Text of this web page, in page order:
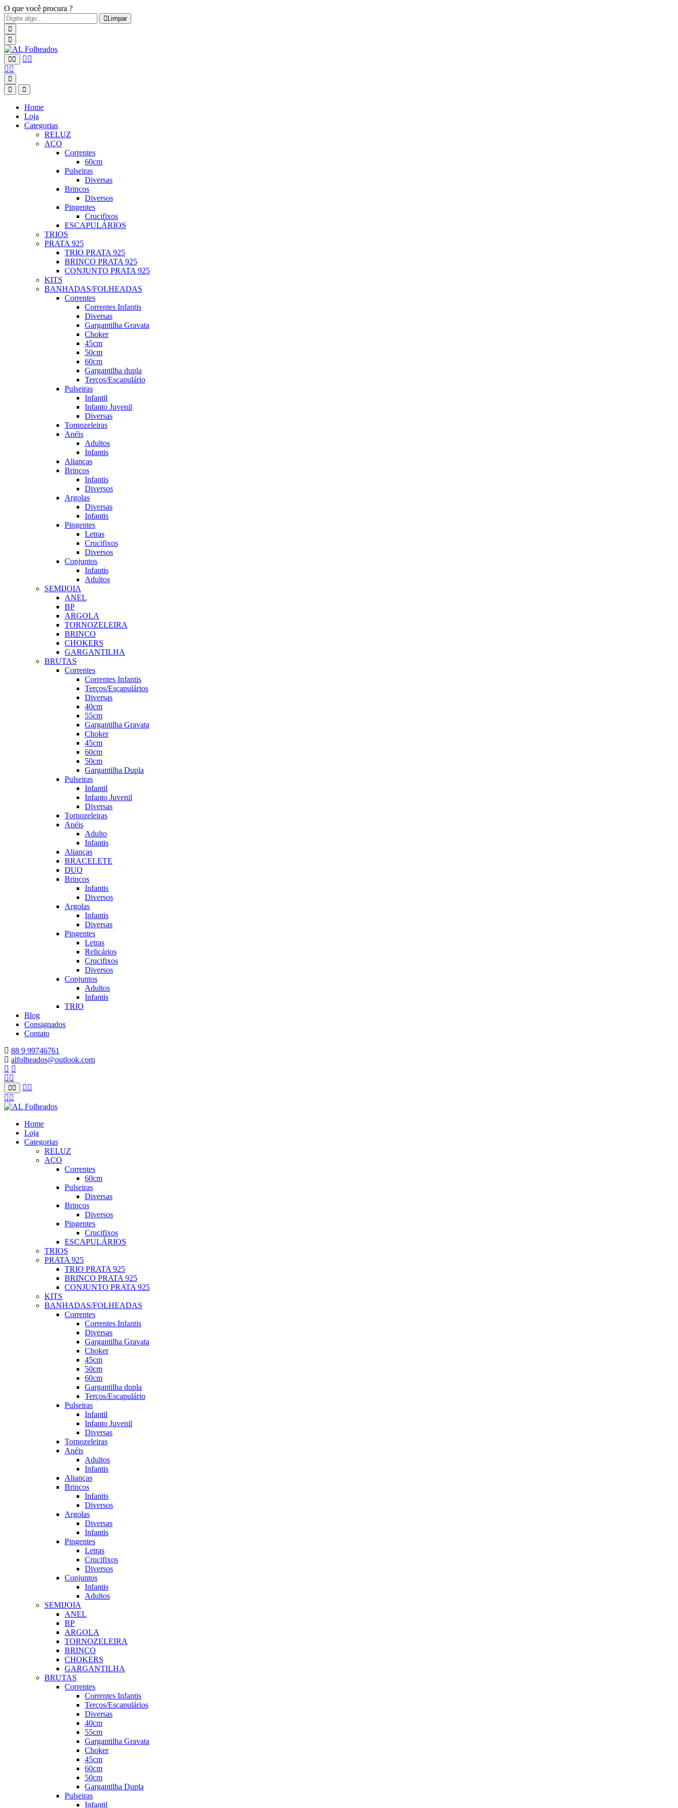
O que você procura ?
Limpar
Home
Loja
Categorias
RELUZ
AÇO
Correntes
60cm
Pulseiras
Diversas
Brincos
Diversos
Pingentes
Crucifixos
ESCAPULÁRIOS
TRIOS
PRATA 925
TRIO PRATA 925
BRINCO PRATA 925
CONJUNTO PRATA 925
KITS
BANHADAS/FOLHEADAS
Correntes
Correntes Infantis
Diversas
Gargantilha Gravata
Choker
45cm
50cm
60cm
Gargantilha dupla
Terços/Escapulário
Pulseiras
Infantil
Infanto Juvenil
Diversas
Tornozeleiras
Anéis
Adultos
Infantis
Alianças
Brincos
Infantis
Diversos
Argolas
Diversas
Infantis
Pingentes
Letras
Crucifixos
Diversos
Conjuntos
Infantis
Adultos
SEMIJOIA
ANEL
BP
ARGOLA
TORNOZELEIRA
BRINCO
CHOKERS
GARGANTILHA
BRUTAS
Correntes
Correntes Infantis
Terços/Escapulários
Diversas
40cm
55cm
Gargantilha Gravata
Choker
45cm
60cm
50cm
Gargantilha Dupla
Pulseiras
Infantil
Infanto Juvenil
Diversas
Tornozeleiras
Anéis
Adulto
Infantis
Alianças
BRACELETE
DUO
Brincos
Infantis
Diversos
Argolas
Infantis
Diversas
Pingentes
Letras
Relicários
Crucifixos
Diversos
Conjuntos
Adultos
Infantis
TRIO
Blog
Consignados
Contato
88 9 99746761
alfolheados@outlook.com
Home
Loja
Categorias
RELUZ
AÇO
Correntes
60cm
Pulseiras
Diversas
Brincos
Diversos
Pingentes
Crucifixos
ESCAPULÁRIOS
TRIOS
PRATA 925
TRIO PRATA 925
BRINCO PRATA 925
CONJUNTO PRATA 925
KITS
BANHADAS/FOLHEADAS
Correntes
Correntes Infantis
Diversas
Gargantilha Gravata
Choker
45cm
50cm
60cm
Gargantilha dupla
Terços/Escapulário
Pulseiras
Infantil
Infanto Juvenil
Diversas
Tornozeleiras
Anéis
Adultos
Infantis
Alianças
Brincos
Infantis
Diversos
Argolas
Diversas
Infantis
Pingentes
Letras
Crucifixos
Diversos
Conjuntos
Infantis
Adultos
SEMIJOIA
ANEL
BP
ARGOLA
TORNOZELEIRA
BRINCO
CHOKERS
GARGANTILHA
BRUTAS
Correntes
Correntes Infantis
Terços/Escapulários
Diversas
40cm
55cm
Gargantilha Gravata
Choker
45cm
60cm
50cm
Gargantilha Dupla
Pulseiras
Infantil